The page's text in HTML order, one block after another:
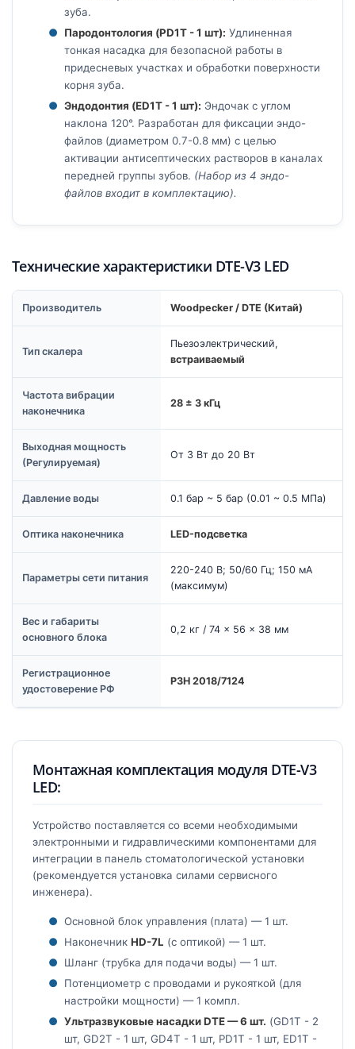
зуба.
Пародонтология (PD1T - 1 шт): Удлиненная
тонкая насадка для безопасной работы в
придесневых участках и обработки поверхности
корня зуба.
Эндодонтия (ED1T - 1 шт): Эндочак с углом
наклона 120°. Разработан для фиксации эндо-
файлов (диаметром 0.7-0.8 мм) с целью
активации антисептических растворов в каналах
передней группы зубов. (Набор из 4 эндо-
файлов входит в комплектацию).
Технические характеристики DTE-V3 LED
Производитель Woodpecker / DTE (Китай)
Тип скалера
Пьезоэлектрический,
встраиваемый
Частота вибрации
наконечника
28 ± 3 кГц
Выходная мощность
(Регулируемая)
От 3 Вт до 20 Вт
Давление воды 0.1 бар ~ 5 бар (0.01 ~ 0.5 МПа)
Оптика наконечника LED-подсветка
Параметры сети питания
220-240 В; 50/60 Гц; 150 мА
(максимум)
Вес и габариты
основного блока
0,2 кг / 74 × 56 × 38 мм
Регистрационное
удостоверение РФ
РЗН 2018/7124
Монтажная комплектация модуля DTE-V3
LED:
Устройство поставляется со всеми необходимыми
электронными и гидравлическими компонентами для
интеграции в панель стоматологической установки
(рекомендуется установка силами сервисного
инженера).
Основной блок управления (плата) — 1 шт.
Наконечник HD-7L (с оптикой) — 1 шт.
Шланг (трубка для подачи воды) — 1 шт.
Потенциометр с проводами и рукояткой (для
настройки мощности) — 1 компл.
Ультразвуковые насадки DTE — 6 шт. (GD1T - 2
шт, GD2T - 1 шт, GD4T - 1 шт, PD1T - 1 шт, ED1T -